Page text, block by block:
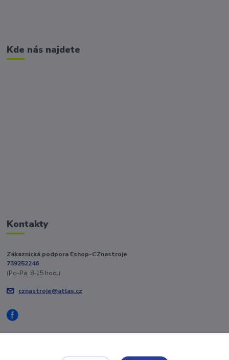
Kde nás najdete
Kontakty
Zákaznická podpora Eshop-CZnastroje
739252246
(Po-Pá, 8-15 hod.)
cznastroje@atlas.cz